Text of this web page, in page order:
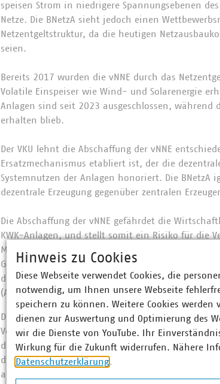
speisen Strom in niedrigere Spannungsebenen
Netze. Die BNetzA sieht jedoch einen
Netzentgeltstruktur, da die heutigen
seien.
Bereits 2017 wurden die vNNE durch das
Volatile Einspeiser wie Wind- und Solarenergie
Anlagen sind seit 2023 ausgeschlossen, während
erhalten blieb.
Der VKU lehnt die Abschaffung der vNNE
Ersatzmechanismus etabliert ist, der die
Systemnutzen der Anlagen honoriert. Die BNetzA
dezentrale Erzeugung gegenüber zentralen
Die Abschaffung der vNNE gefährdet die
KWK-Anlagen, und stellt somit ein Risiko für die
Maßnahme die Planungs- und
Gesetzgebung und unter Einbeziehung der vNNE
die Einführung eines Kapazitätsmarktes und der
(AgNes) durch die BNetzA kommt der Vorschlag
Der VKU weist darauf hin, dass die erwartete
Voraussichtlich führt der Wegfall netzdienlicher
die Einnahmeausfälle über eine Erhöhung der
die Einbußen negativ auf die
auswirken.
Hinweis zu Cookies
Diese Webseite verwendet Cookies, die
notwendig, um Ihnen unsere Webseite
speichern zu können. Weitere Cookies
dienen zur Auswertung und Optimierung des
wir die Dienste von YouTube. Ihr
Wirkung für die Zukunft widerrufen. Nähere
Datenschutzerklärung.